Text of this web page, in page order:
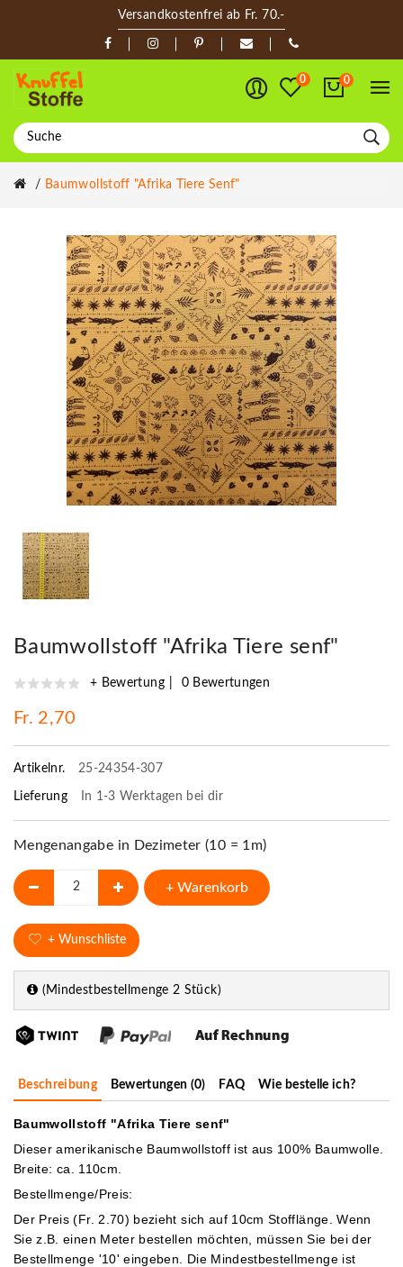
Versandkostenfrei ab Fr. 70.-
0 0
Baumwollstoff "Afrika Tiere Senf"
Baumwollstoff "Afrika Tiere senf"
+ Bewertung 0 Bewertungen
Fr. 2,70
Artikelnr. 25-24354-307
Lieferung In 1-3 Werktagen bei dir
Mengenangabe in Dezimeter (10 = 1m)
+ Warenkorb
+ Wunschliste
(Mindestbestellmenge 2 Stück)
Beschreibung Bewertungen (0) FAQ Wie bestelle ich?
Baumwollstoff "Afrika Tiere senf"
Dieser amerikanische Baumwollstoff ist aus 100% Baumwolle.
Breite: ca. 110cm.
Bestellmenge/Preis:
Der Preis (Fr. 2.70) bezieht sich auf 10cm Stofflänge. Wenn
Sie z.B. einen Meter bestellen möchten, müssen Sie bei der
Bestellmenge '10' eingeben. Die Mindestbestellmenge ist